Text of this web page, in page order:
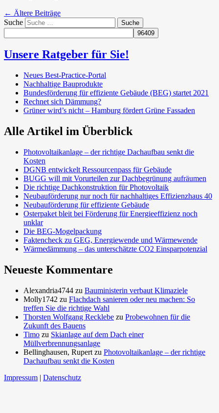
← Ältere Beiträge
Suche
Unsere Ratgeber für Sie!
Neues Best-Practice-Portal
Nachhaltige Bauprodukte
Bundesförderung für effiziente Gebäude (BEG) startet 2021
Rechnet sich Dämmung?
Grüner wird’s nicht – Hamburg fördert Grüne Fassaden
Alle Artikel im Überblick
Photovoltaikanlage – der richtige Dachaufbau senkt die
Kosten
DGNB entwickelt Ressourcenpass für Gebäude
BUGG will mit Vorurteilen zur Dachbegrünung aufräumen
Die richtige Dachkonstruktion für Photovoltaik
Neubauförderung nur noch für nachhaltiges Effizienzhaus 40
Neubauförderung für effiziente Gebäude
Osterpaket bleit bei Förderung für Energieeffizienz noch
unklar
Die BEG-Mogelpackung
Faktencheck zu GEG, Energiewende und Wärmewende
Wärmedämmung – das unterschätzte CO2 Einsparpotenzial
Neueste Kommentare
Alexandria4744 zu Bauministerin verbaut Klimaziele
Molly1742 zu Flachdach sanieren oder neu machen: So
treffen Sie die richtige Wahl
Thorsten Wolfgang Recklebe zu Probewohnen für die
Zukunft des Bauens
Timo zu Skianlage auf dem Dach einer
Müllverbrennungsanlage
Bellinghausen, Rupert zu Photovoltaikanlage – der richtige
Dachaufbau senkt die Kosten
Impressum | Datenschutz